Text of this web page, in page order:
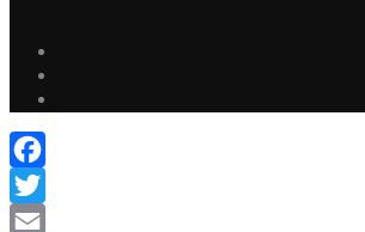
Facebook
Twitter